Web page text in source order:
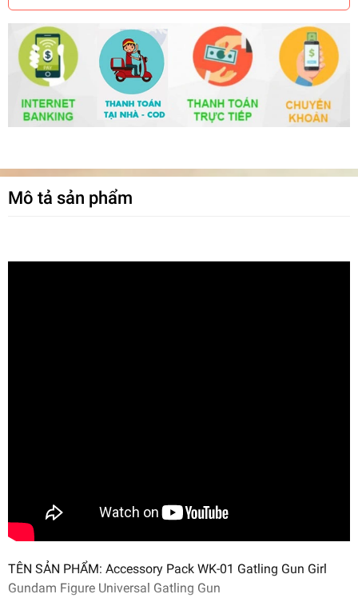
Mô tả sản phẩm
TÊN SẢN PHẨM: Accessory Pack WK-01 Gatling Gun Girl
Gundam Figure Universal Gatling Gun